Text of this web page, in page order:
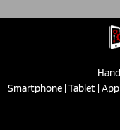
Smartphone | Tablet |